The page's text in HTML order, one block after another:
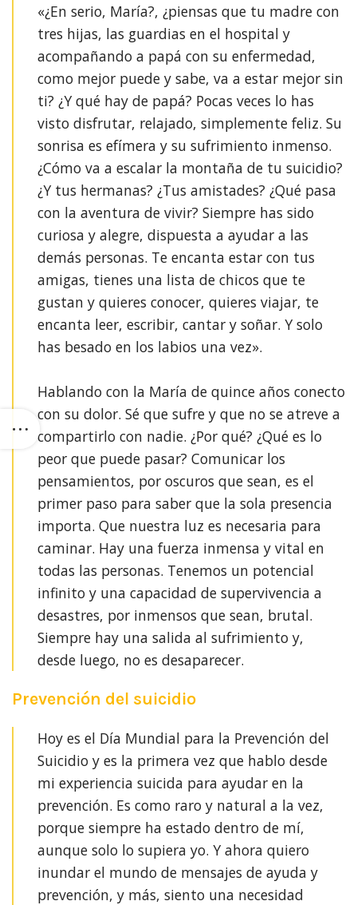
«¿En serio, María?, ¿piensas que tu madre con
tres hijas, las guardias en el hospital y
acompañando a papá con su enfermedad,
como mejor puede y sabe, va a estar mejor sin
ti? ¿Y qué hay de papá? Pocas veces lo has
visto disfrutar, relajado, simplemente feliz. Su
sonrisa es efímera y su sufrimiento inmenso.
¿Cómo va a escalar la montaña de tu suicidio?
¿Y tus hermanas? ¿Tus amistades? ¿Qué pasa
con la aventura de vivir? Siempre has sido
curiosa y alegre, dispuesta a ayudar a las
demás personas. Te encanta estar con tus
amigas, tienes una lista de chicos que te
gustan y quieres conocer, quieres viajar, te
encanta leer, escribir, cantar y soñar. Y solo
has besado en los labios una vez».⁣
Hablando con la María de quince años conecto
con su dolor. Sé que sufre y que no se atreve a
compartirlo con nadie. ¿Por qué? ¿Qué es lo
peor que puede pasar? Comunicar los
pensamientos, por oscuros que sean, es el
primer paso para saber que la sola presencia
importa. Que nuestra luz es necesaria para
caminar. Hay una fuerza inmensa y vital en
todas las personas. Tenemos un potencial
infinito y una capacidad de supervivencia a
desastres, por inmensos que sean, brutal.
Siempre hay una salida al sufrimiento y,
desde luego, no es desaparecer. ⁣
Prevención del suicidio
⁣Hoy es el Día Mundial para la Prevención del
Suicidio y es la primera vez que hablo desde
mi experiencia suicida para ayudar en la
prevención. Es como raro y natural a la vez,
porque siempre ha estado dentro de mí,
aunque solo lo supiera yo. Y ahora quiero
inundar el mundo de mensajes de ayuda y
prevención, y más, siento una necesidad